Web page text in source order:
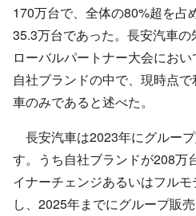
170万台で、全体の80%超を占
35.3万台であった。長安汽車の
ローバルパートナー大会にお
自社ブランドの中で、現時点
車のみであると述べた。
長安汽車は2023年にグルー
す。うち自社ブランドが208万
イナーチェンジあるいはフル
し、 2025年までにグループ販